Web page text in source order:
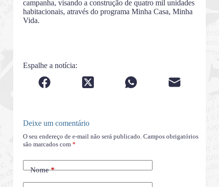
campanha, visando a construção de quatro mil unidades
habitacionais, através do programa Minha Casa, Minha
Vida.
Espalhe a notícia:
Deixe um comentário
O seu endereço de e-mail não será publicado. Campos obrigatórios
são marcados com *
Nome*